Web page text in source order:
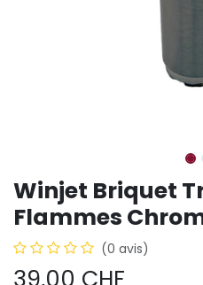
Winjet Briquet
Flammes
(0 avis)